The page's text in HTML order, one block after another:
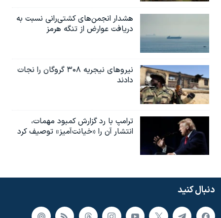
هشدار انجمن‌های کشتی‌رانی نسبت به
دریافت عوارض از تنگه هرمز
نیروهای نیجریه‌ ۳۰۸ گروگان را نجات
دادند
ترامپ با رد گزارش کمبود مهمات،
انتشار آن را «خیانت‌آمیز» توصیف کرد
دنبال کنید